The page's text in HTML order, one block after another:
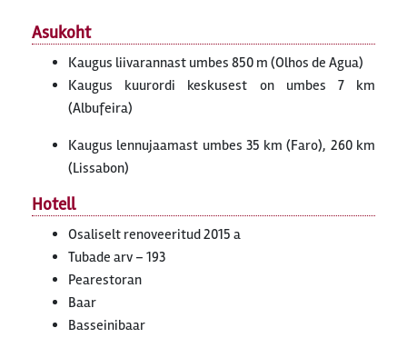
Asukoht
Kaugus liivarannast umbes 850 m (Olhos de Agua)
Kaugus kuurordi keskusest on umbes 7 km
(Albufeira)
Kaugus lennujaamast umbes 35 km (Faro), 260 km
(Lissabon)
Hotell
Osaliselt renoveeritud 2015 a
Tubade arv – 193
Pearestoran
Baar
Basseinibaar